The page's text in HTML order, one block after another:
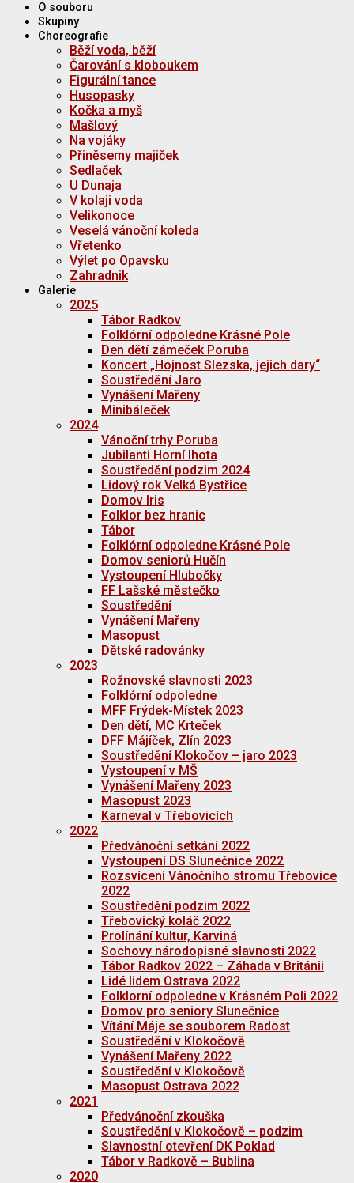
O souboru
Skupiny
Choreografie
Běží voda, běží
Čarování s kloboukem
Figurální tance
Husopasky
Kočka a myš
Mašlový
Na vojáky
Přiněsemy majiček
Sedlaček
U Dunaja
V kolaji voda
Velikonoce
Veselá vánoční koleda
Vřetenko
Výlet po Opavsku
Zahradnik
Galerie
2025
Tábor Radkov
Folklórní odpoledne Krásné Pole
Den dětí zámeček Poruba
Koncert „Hojnost Slezska, jejich dary“
Soustředění Jaro
Vynášení Mařeny
Minibáleček
2024
Vánoční trhy Poruba
Jubilanti Horní lhota
Soustředění podzim 2024
Lidový rok Velká Bystřice
Domov Iris
Folklor bez hranic
Tábor
Folklórní odpoledne Krásné Pole
Domov seniorů Hučín
Vystoupení Hlubočky
FF Lašské městečko
Soustředění
Vynášení Mařeny
Masopust
Dětské radovánky
2023
Rožnovské slavnosti 2023
Folklórní odpoledne
MFF Frýdek-Místek 2023
Den dětí, MC Krteček
DFF Májíček, Zlín 2023
Soustředění Klokočov – jaro 2023
Vystoupení v MŠ
Vynášení Mařeny 2023
Masopust 2023
Karneval v Třebovicích
2022
Předvánoční setkání 2022
Vystoupení DS Slunečnice 2022
Rozsvícení Vánočního stromu Třebovice
2022
Soustředění podzim 2022
Třebovický koláč 2022
Prolínání kultur, Karviná
Sochovy národopisné slavnosti 2022
Tábor Radkov 2022 – Záhada v Británii
Lidé lidem Ostrava 2022
Folklorní odpoledne v Krásném Poli 2022
Domov pro seniory Slunečnice
Vítání Máje se souborem Radost
Soustředění v Klokočově
Vynášení Mařeny 2022
Soustředění v Klokočově
Masopust Ostrava 2022
2021
Předvánoční zkouška
Soustředění v Klokočově – podzim
Slavnostní otevření DK Poklad
Tábor v Radkově – Bublina
2020